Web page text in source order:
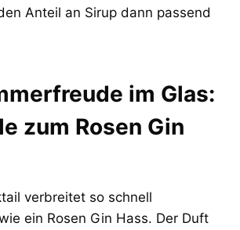
Anteil an Sirup dann passend
im Glas:
zum Rosen Gin
verbreitet so schnell
ein Rosen Gin Hass. Der Duft